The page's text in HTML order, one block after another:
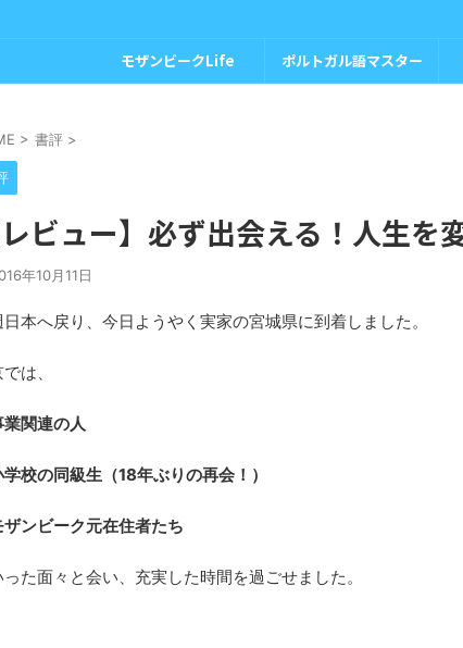
モザンビークLife ポルトガル語マスター
> 書評 >
レビュー】必ず出会える！人生を
年10月11日
日本へ戻り、今日ようやく実家の宮城県に到着しました。
は、
業関連の人
学校の同級生（18年ぶりの再会！）
ザンビーク元在住者たち
った面々と会い、充実した時間を過ごせました。